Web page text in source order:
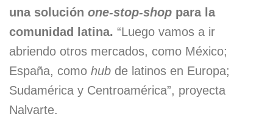
una solución one-stop-shop para la
comunidad latina. “Luego vamos a ir
abriendo otros mercados, como México;
España, como hub de latinos en Europa;
Sudamérica y Centroamérica”, proyecta
Nalvarte.